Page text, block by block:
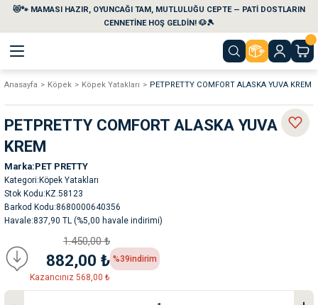
😻🐾 MAMASI HAZIR, OYUNCAĞI TAM, MUTLULUĞU CEPTE — PATİ DOSTLARIN
CENNETİNE HOŞ GELDİN! 🐶🎾
Geri Dön
Geri Dön
Temizlik Ürünleri
Geri Dön
Geri Dön
Geri Dön
Geri Dön
Anasayfa Köpek Köpek Yatakları PETPRETTY COMFORT ALASKA YUVA KREM
PETPRETTY COMFORT ALASKA YUVA
KREM
Marka PET PRETTY
Kategori Köpek Yatakları
Stok Kodu KZ.58123
Barkod Kodu 8680000640356
Havale 837,90 TL (%5,00 havale indirimi)
1.450,00 ₺
882,00 ₺
Kazancınız 568,00 ₺
%39indirim